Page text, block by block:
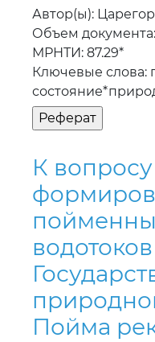
Автор(ы):
Объем документа:
МРНТИ: 87.29*
Ключевые слова:
К вопросу
водотоков
Пойма